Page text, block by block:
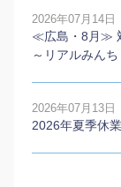
2026年07月14日
≪広島・8月≫
～リアルみんち
2026年07月13日
2026年夏季休